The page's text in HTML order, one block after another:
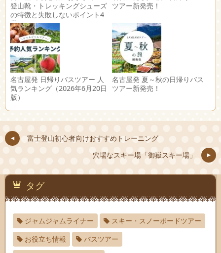
登山靴・トレッキングシューズ
の特徴と失敗しないポイント4
選
ツアー新発売！
名古屋発 日帰りバスツアー 人
気ランキング（2026年6月20日
版）
名古屋発 夏～秋の日帰りバス
ツアー新発売！
富士登山初心者向けおすすめトレーニング
穴場なスキー場「御嶽スキー場」
タグ
ジャムジャムライナー
スキー・スノーボードツアー
お役立ち情報
バスツアー